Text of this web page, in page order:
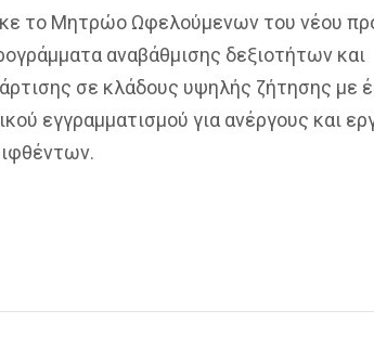
το Mητρώο Ωφελούμενων του νέου
αναβάθμισης δεξιοτήτων και
σε κλάδους υψηλής ζήτησης με
εγγραμματισμού για ανέργους και